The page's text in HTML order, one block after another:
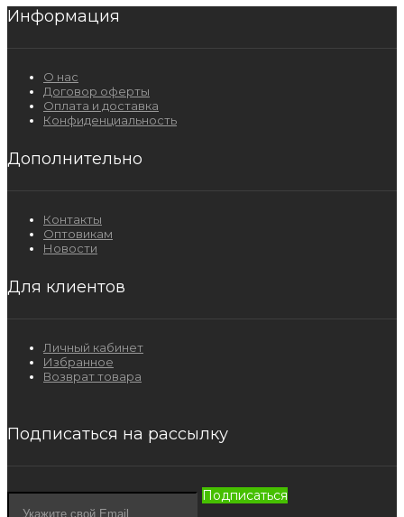
Информация
О нас
Договор оферты
Оплата и доставка
Конфиденциальность
Дополнительно
Контакты
Оптовикам
Новости
Для клиентов
Личный кабинет
Избранное
Возврат товара
Подписаться на рассылку
Подписаться